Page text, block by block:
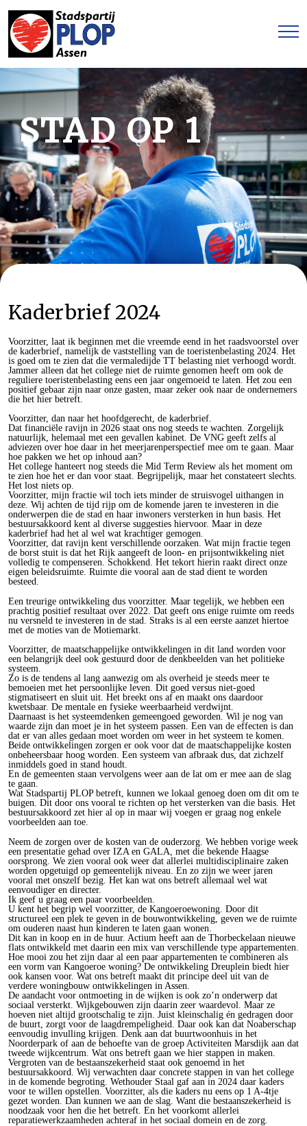
STAD OP 1
Kaderbrief 2024
Voorzitter, laat ik beginnen met die vreemde eend in het raadsvoorstel over
de kaderbrief, namelijk de vaststelling van de toeristenbelasting 2024. Het
is goed om te zien dat die vermaledijde TT belasting niet verhoogd wordt.
Jammer alleen dat het college niet de ruimte genomen heeft om ook de
reguliere toeristenbelasting eens een jaar ongemoeid te laten. Het zou een
positief gebaar zijn naar onze gasten, maar zeker ook naar de ondernemers
die het hier betreft.
Voorzitter, dan naar het hoofdgerecht, de kaderbrief.
Dat financiële ravijn in 2026 staat ons nog steeds te wachten. Zorgelijk
natuurlijk, helemaal met een gevallen kabinet. De VNG geeft zelfs al
adviezen over hoe daar in het meerjarenperspectief mee om te gaan. Maar
hoe pakken we het op inhoud aan?
Het college hanteert nog steeds die Mid Term Review als het moment om
te zien hoe het er dan voor staat. Begrijpelijk, maar het constateert slechts.
Het lost niets op.
Voorzitter, mijn fractie wil toch iets minder de struisvogel uithangen in
deze. Wij achten de tijd rijp om de komende jaren te investeren in die
onderwerpen die de stad en haar inwoners versterken in hun basis. Het
bestuursakkoord kent al diverse suggesties hiervoor. Maar in deze
kaderbrief had het al wel wat krachtiger gemogen.
Voorzitter, dat ravijn kent verschillende oorzaken. Wat mijn fractie tegen
de borst stuit is dat het Rijk aangeeft de loon- en prijsontwikkeling niet
volledig te compenseren. Schokkend. Het tekort hierin raakt direct onze
eigen beleidsruimte. Ruimte die vooral aan de stad dient te worden
besteed.
Een treurige ontwikkeling dus voorzitter. Maar tegelijk, we hebben een
prachtig positief resultaat over 2022. Dat geeft ons enige ruimte om reeds
nu versneld te investeren in de stad. Straks is al een eerste aanzet hiertoe
met de moties van de Motiemarkt.
Voorzitter, de maatschappelijke ontwikkelingen in dit land worden voor
een belangrijk deel ook gestuurd door de denkbeelden van het politieke
systeem.
Zo is de tendens al lang aanwezig om als overheid je steeds meer te
bemoeien met het persoonlijke leven. Dit goed versus niet-goed
stigmatiseert en sluit uit. Het breekt ons af en maakt ons daardoor
kwetsbaar. De mentale en fysieke weerbaarheid verdwijnt.
Daarnaast is het systeemdenken gemeengoed geworden. Wil je nog van
waarde zijn dan moet je in het systeem passen. Een van de effecten is dan
dat er van alles gedaan moet worden om weer in het systeem te komen.
Beide ontwikkelingen zorgen er ook voor dat de maatschappelijke kosten
onbeheersbaar hoog worden. Een systeem van afbraak dus, dat zichzelf
inmiddels goed in stand houdt.
En de gemeenten staan vervolgens weer aan de lat om er mee aan de slag
te gaan.
Wat Stadspartij PLOP betreft, kunnen we lokaal genoeg doen om dit om te
buigen. Dit door ons vooral te richten op het versterken van die basis. Het
bestuursakkoord zet hier al op in maar wij voegen er graag nog enkele
voorbeelden aan toe.
Neem de zorgen over de kosten van de ouderzorg. We hebben vorige week
een presentatie gehad over IZA en GALA, met die bekende Haagse
oorsprong. We zien vooral ook weer dat allerlei multidisciplinaire zaken
worden opgetuigd op gemeentelijk niveau. En zo zijn we weer jaren
vooral met onszelf bezig. Het kan wat ons betreft allemaal wel wat
eenvoudiger en directer.
Ik geef u graag een paar voorbeelden.
U kent het begrip wel voorzitter, de Kangoeroewoning. Door dit
structureel een plek te geven in de bouwontwikkeling, geven we de ruimte
om ouderen naast hun kinderen te laten gaan wonen.
Dit kan in koop en in de huur. Actium heeft aan de Thorbeckelaan nieuwe
flats ontwikkeld met daarin een mix van verschillende type appartementen.
Hoe mooi zou het zijn daar al een paar appartementen te combineren als
een vorm van Kangoeroe woning? De ontwikkeling Dreuplein biedt hier
ook kansen voor. Wat ons betreft maakt dit principe deel uit van de
verdere woningbouw ontwikkelingen in Assen.
De aandacht voor ontmoeting in de wijken is ook zo’n onderwerp dat
sociaal versterkt. Wijkgebouwen zijn daarin zeer waardevol. Maar ze
hoeven niet altijd grootschalig te zijn. Juist kleinschalig én gedragen door
de buurt, zorgt voor de laagdrempeligheid. Daar ook kan dat Noaberschap
eenvoudig invulling krijgen. Denk aan dat buurtwoonhuis in het
Noorderpark of aan de behoefte van de groep Activiteiten Marsdijk aan dat
tweede wijkcentrum. Wat ons betreft gaan we hier stappen in maken.
Vergroten van de bestaanszekerheid staat ook genoemd in het
bestuursakkoord. Wij verwachten daar concrete stappen in van het college
in de komende begroting. Wethouder Staal gaf aan in 2024 daar kaders
voor te willen opstellen. Voorzitter, als die kaders nu eens op 1 A-4tje
gezet worden. Dan kunnen we aan de slag. Want die bestaanszekerheid is
noodzaak voor hen die het betreft. En het voorkomt allerlei
reparatiewerkzaamheden achteraf in het sociaal domein en de zorg.